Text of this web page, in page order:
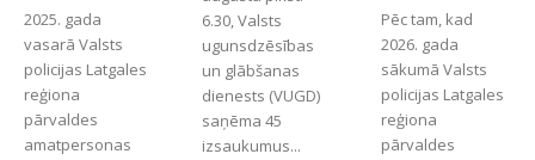
2025. gada
vasarā Valsts
policijas Latgales
reģiona
pārvaldes
amatpersonas
6.30, Valsts
ugunsdzēsības
un glābšanas
dienests (VUGD)
saņēma 45
izsaukumus...
Pēc tam, kad
2026. gada
sākumā Valsts
policijas Latgales
reģiona
pārvaldes